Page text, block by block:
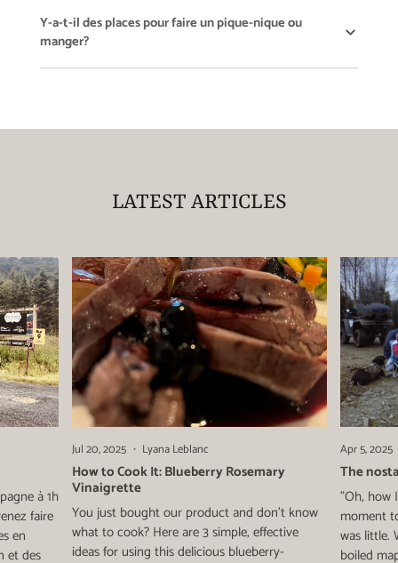
Y-a-t-il des places pour faire un pique-nique ou
manger?
LATEST ARTICLES
à 1h
faire
en
et des
Jul 20, 2025 Lyana Leblanc
How to Cook It: Blueberry Rosemary
Vinaigrette
You just bought our product and don't know
what to cook? Here are 3 simple, effective
ideas for using this delicious blueberry-
Apr 5, 2025
The
"Oh, how
moment
was little.
boiled